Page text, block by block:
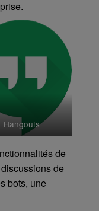
Hangouts
de
de
bots, une